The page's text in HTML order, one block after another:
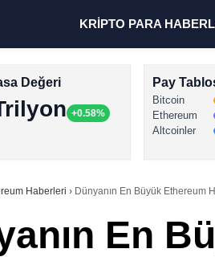
KRİPTO PARA
Değeri
+0.58%
Pay
Bitcoin
Ethereum
Altcoinler
Haberleri › Dünyanın En Büyük Ethereum
En